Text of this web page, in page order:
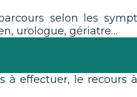
selon les
urologue, gériatre…
effectuer, le recours